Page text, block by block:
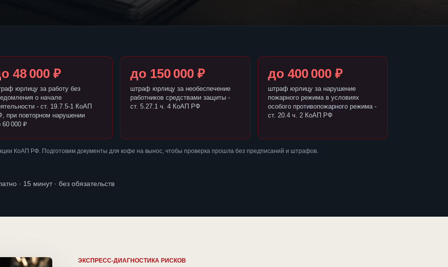
48 000 ₽
юрлицу за работу без
о начале
- ст. 19.7.5-1 КоАП
при повторном нарушении
60 000 ₽
до 150 000 ₽
штраф юрлицу за необеспечение
работников средствами защиты -
ст. 5.27.1 ч. 4 КоАП РФ
до 400 000 ₽
штраф юрлицу за нарушение
пожарного режима в условиях
особого противопожарного режима -
ст. 20.4 ч. 2 КоАП РФ
КоАП РФ. Подготовим документы для кофе на вынос, чтобы проверка прошла без предписаний и штрафов.
· 15 минут · без обязательств
ЭКСПРЕСС-ДИАГНОСТИКА РИСКОВ